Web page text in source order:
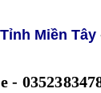
Miền Tây
-